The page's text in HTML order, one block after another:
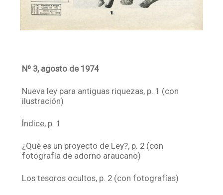
Nº 3, agosto de 1974
Nueva ley para antiguas riquezas, p. 1 (con
ilustración)
Índice, p. 1
¿Qué es un proyecto de Ley?, p. 2 (con
fotografía de adorno araucano)
Los tesoros ocultos, p. 2 (con fotografías)